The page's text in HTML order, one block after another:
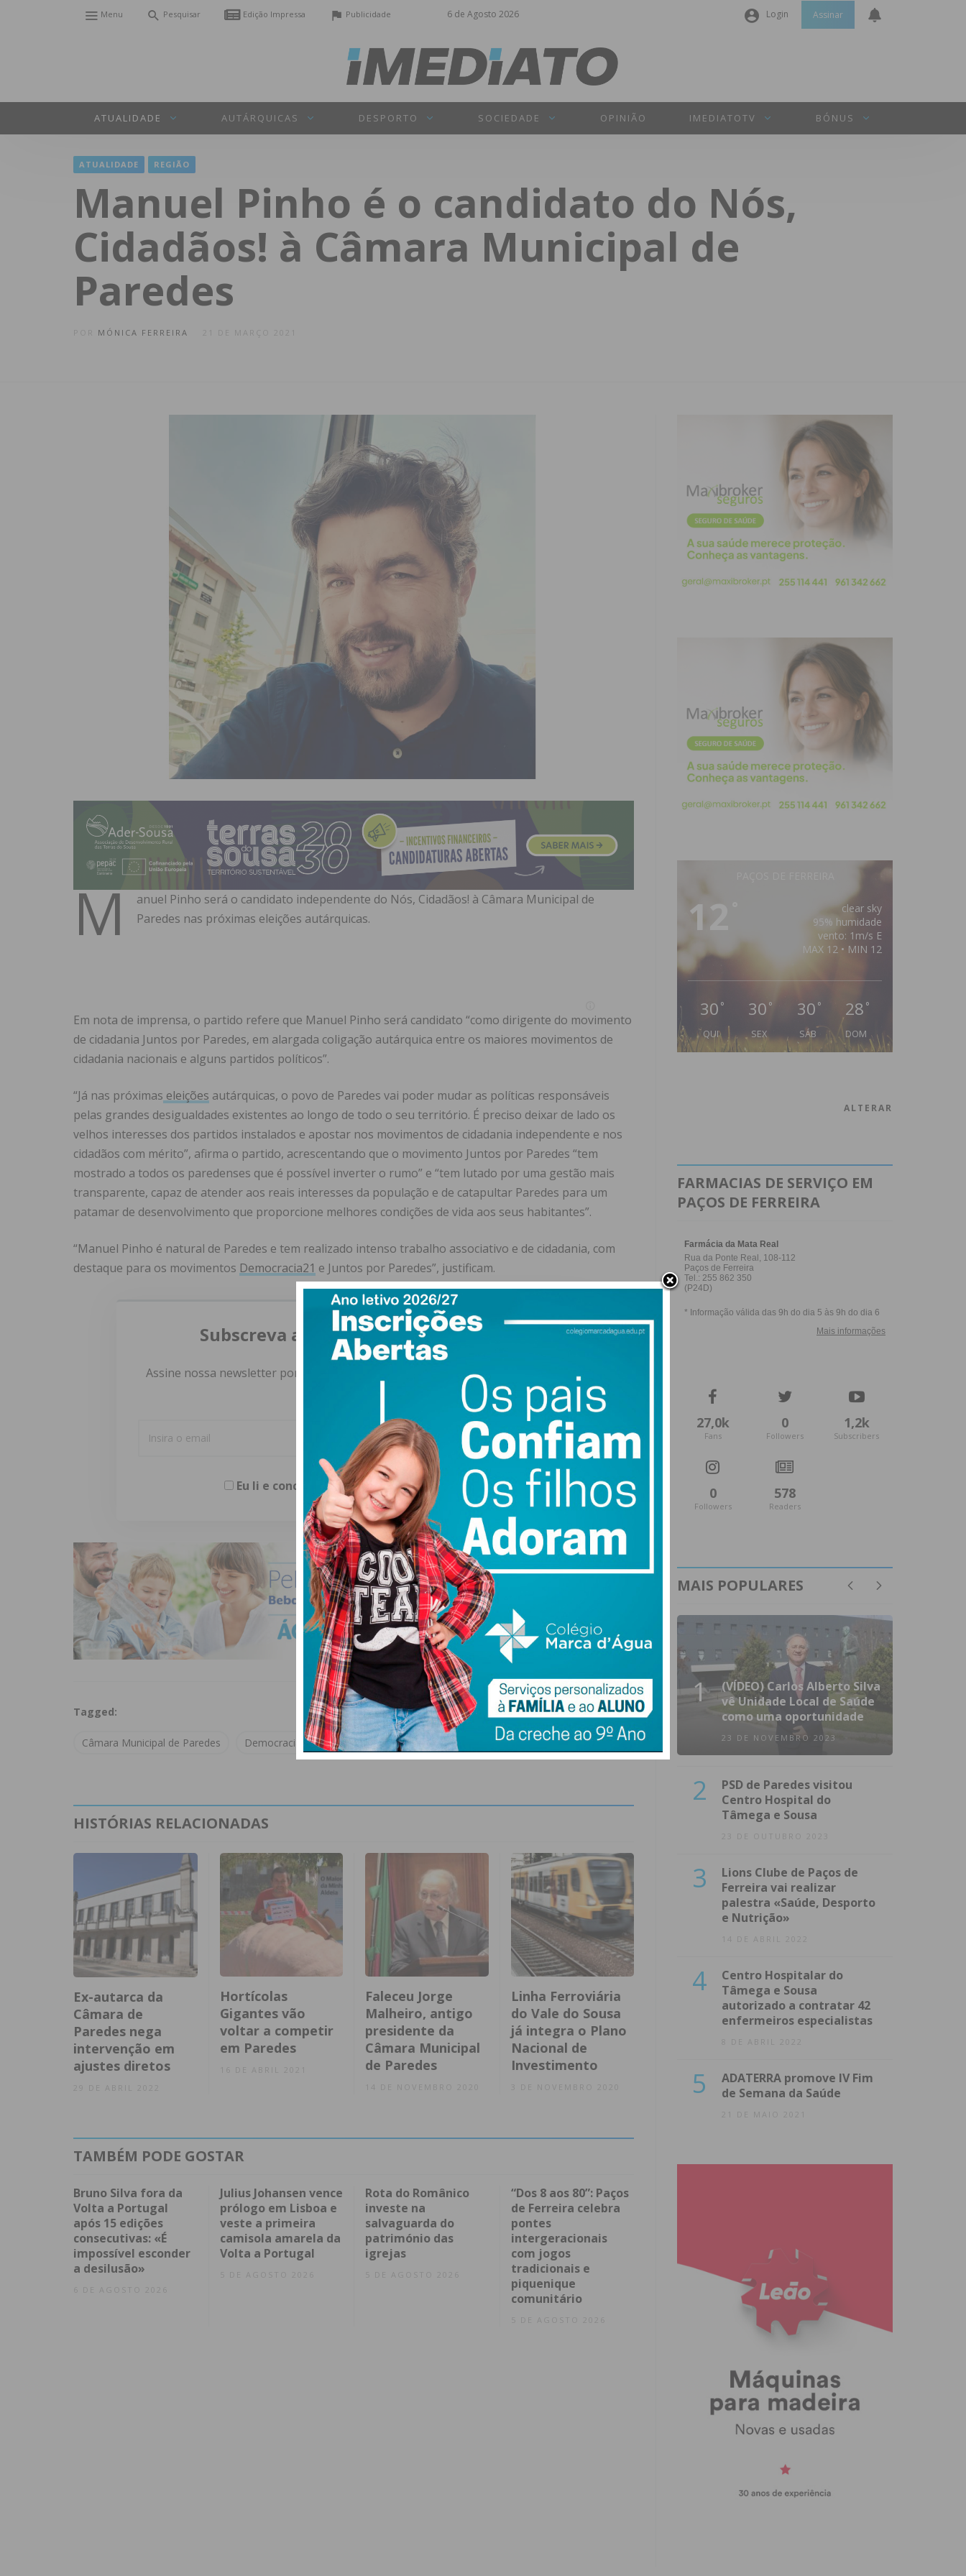
6 de Agosto 2026
Menu Pesquisar Edição Impressa Publicidade Login
Senha
INICIAR SESSÃO
Assinar
ATUALIDADE AUTÁRQUICAS DESPORTO SOCIEDADE OPINIÃO IMEDIATOTV BÓNUS
ATUALIDADE REGIÃO
Manuel Pinho é o candidato do Nós,
Cidadãos! à Câmara Municipal de
Paredes
MÓNICA FERREIRA 21 DE MARÇO 2021
M
anuel Pinho será o candidato independente do Nós, Cidadãos! à Câmara Municipal de
Paredes nas próximas eleições autárquicas.
Em nota de imprensa, o partido refere que Manuel Pinho será candidato “como dirigente do movimento
de cidadania Juntos por Paredes, em alargada coligação autárquica entre os maiores movimentos de
cidadania nacionais e alguns partidos políticos”.
“Já nas próximas eleições autárquicas, o povo de Paredes vai poder mudar as políticas responsáveis
pelas grandes desigualdades existentes ao longo de todo o seu território. É preciso deixar de lado os
velhos interesses dos partidos instalados e apostar nos movimentos de cidadania independente e nos
cidadãos com mérito”, afirma o partido, acrescentando que o movimento Juntos por Paredes “tem
mostrado a todos os paredenses que é possível inverter o rumo” e “tem lutado por uma gestão mais
transparente, capaz de atender aos reais interesses da população e de catapultar Paredes para um
patamar de desenvolvimento que proporcione melhores condições de vida aos seus habitantes”.
“Manuel Pinho é natural de Paredes e tem realizado intenso trabalho associativo e de cidadania, com
destaque para os movimentos Democracia21 e Juntos por Paredes”, justificam.
Subscreva a newsletter do Imediato
Assine nossa newsletter por e-mail e obtenha de forma regular a informação
Eu li e concordo com ostermos e condições
Tagged:
Câmara Municipal de Paredes Democracia21 Manuel Pinho
HISTÓRIAS RELACIONADAS
Ex-autarca da
Câmara de
Paredes nega
intervenção em
ajustes diretos
29 DE ABRIL 2022
Hortícolas
Gigantes vão
voltar a competir
em Paredes
16 DE ABRIL 2021
Faleceu Jorge
Malheiro, antigo
presidente da
Câmara Municipal
de Paredes
14 DE NOVEMBRO 2020
Linha Ferroviária
do Vale do Sousa
já integra o Plano
Nacional de
Investimento
TAMBÉM PODE GOSTAR
Bruno Silva fora da
Volta a Portugal
após 15 edições
consecutivas: «É
impossível esconder
a desilusão»
6 DE AGOSTO 2026
Julius Johansen vence
prólogo em Lisboa e
veste a primeira
camisola amarela da
Volta a Portugal
5 DE AGOSTO 2026
Rota do Românico
investe na
salvaguarda do
património das
igrejas
5 DE AGOSTO 2026
“Dos 8 aos 80”: Paços
de Ferreira celebra
pontes
intergeracionais
com jogos
tradicionais e
piquenique
comunitário
5 DE AGOSTO 2026
12
clear sky
95% humidade
vento: 1m/s E
MAX 12 • MIN 12
30 °
QUI
30 °
SEX
30 °
SÁB
28 °
DOM
ALTERAR
FARMACIAS DE SERVIÇO EM
PAÇOS DE FERREIRA
27,0k
Fans
0
Followers
1,2k
Subscribers
0
Followers
578
Readers
MAIS POPULARES
1
(VÍDEO) Carlos Alberto Silva
vê Unidade Local de Saúde
como uma oportunidade
23 DE NOVEMBRO 2023
2
PSD de Paredes visitou
Centro Hospital do
Tâmega e Sousa
23 DE OUTUBRO 2023
3
Lions Clube de Paços de
Ferreira vai realizar
palestra «Saúde, Desporto
e Nutrição»
14 DE ABRIL 2022
4
Centro Hospitalar do
Tâmega e Sousa
autorizado a contratar 42
enfermeiros especialistas
8 DE ABRIL 2022
5
ADATERRA promove IV Fim
de Semana da Saúde
21 DE MAIO 2021